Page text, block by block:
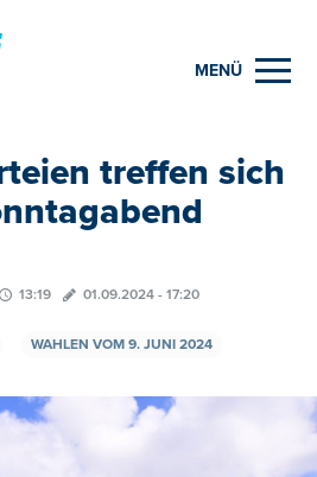
MENÜ
treffen sich
13:19 01.09.2024 - 17:20
WAHLEN VOM 9. JUNI 2024